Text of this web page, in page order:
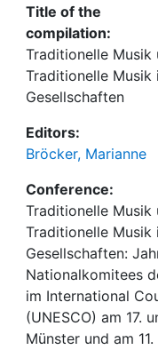
Title of the
compilation:
Traditionelle Musik
Traditionelle Musik
Gesellschaften
Editors:
Bröcker, Marianne
Conference:
Traditionelle Musik
Traditionelle Musik
Gesellschaften:
Nationalkomitees
im International
(UNESCO) am 17.
Münster und am